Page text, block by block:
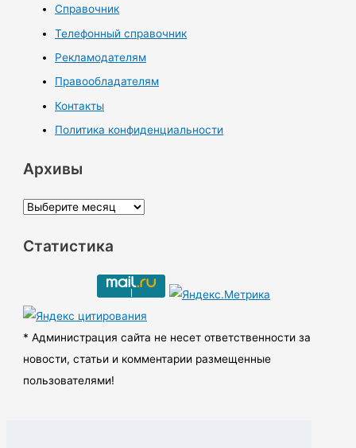
Справочник
Телефонный справочник
Рекламодателям
Правообладателям
Контакты
Политика конфиденциальности
Архивы
А
х
ы
Статистика
* Администрация сайта не несет ответственности за
новости, статьи и комментарии размещенные
пользователями!